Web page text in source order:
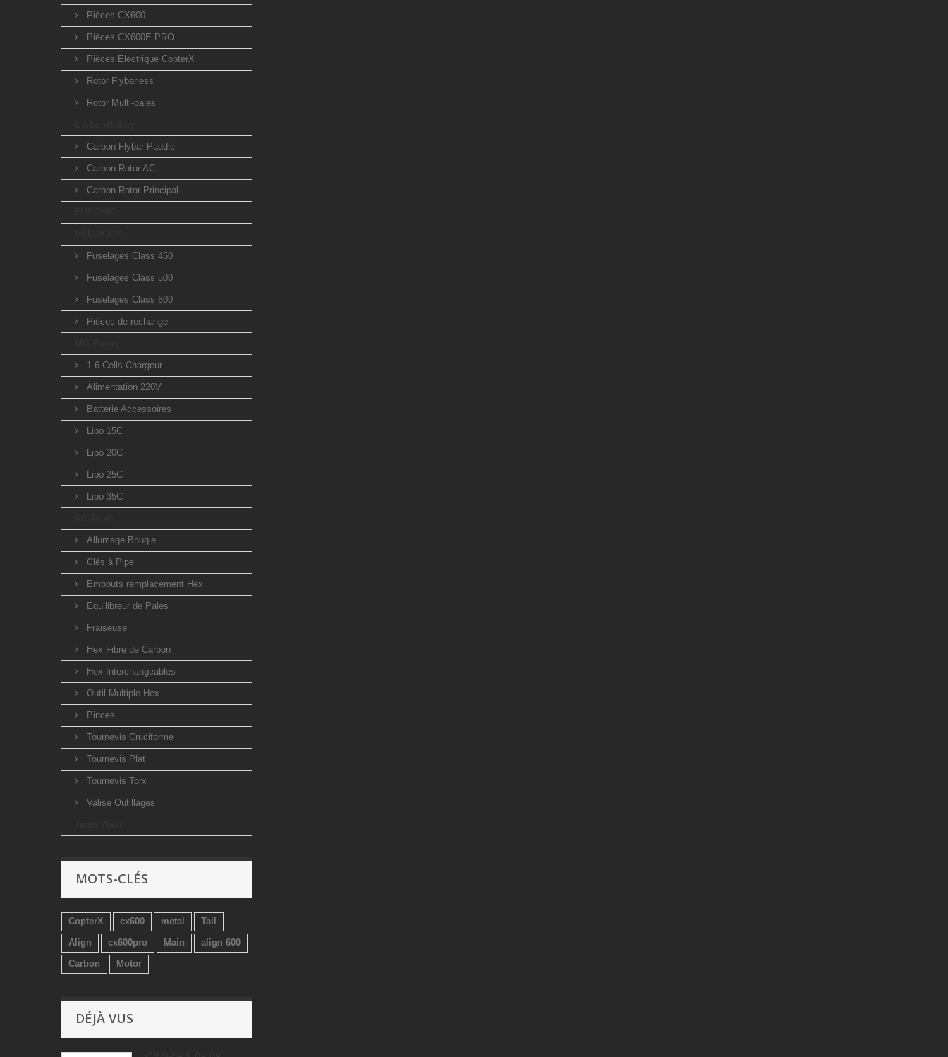
Pièces CX600
Pièces CX600E PRO
Pièces Electrique CopterX
Rotor Flybarless
Rotor Multi-pales
Carbon Flybar Paddle
Carbon Rotor AC
Carbon Rotor Principal
Fuselages Class 450
Fuselages Class 500
Fuselages Class 600
Pièces de rechange
1-6 Cells Chargeur
Alimentation 220V
Batterie Accessoires
Lipo 15C
Lipo 20C
Lipo 25C
Lipo 35C
Allumage Bougie
Clés à Pipe
Embouts remplacement Hex
Equilibreur de Pales
Fraiseuse
Hex Fibre de Carbon
Hex Interchangeables
Outil Multiple Hex
Pinces
Tournevis Cruciforme
Tournevis Plat
Tournevis Torx
Valise Outillages
MOTS-CLÉS
CopterX cx600 metal
Tail
Align
cx600pro Main
align 600
Carbon
Motor
DÉJÀ VUS